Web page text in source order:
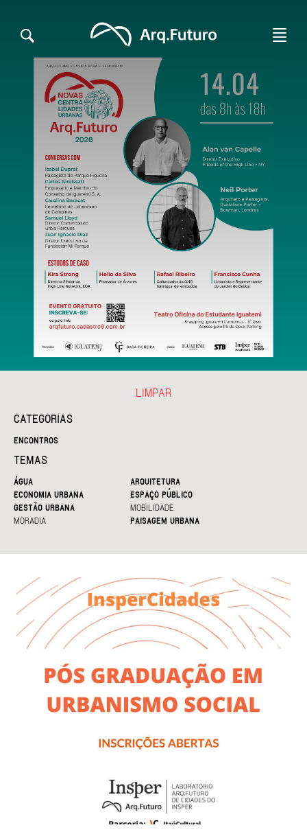
CATEGORIAS
ENCONTROS
TEMAS
ÁGUA
ARQUITETURA
ECONOMIA URBANA
ESPAÇO PÚBLICO
GESTÃO URBANA
MOBILIDADE
MORADIA
PAISAGEM URBANA
LIMPAR